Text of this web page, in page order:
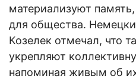
материализуют
для общества.
Козелек отмечал, что
укрепляют
напоминая живым об